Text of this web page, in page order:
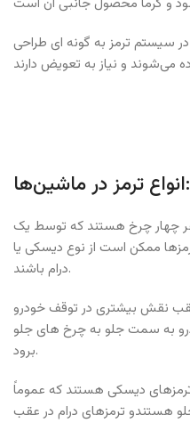
در سیستم ترمز به گونه ای طراحی
انواع ترمز در ماشین‌ها:
هر چهار چرخ هستند که توسط یک
ممکن است از نوع دیسکی یا
درام باشند.
نقش بیشتری در توقف خودرو
به سمت جلو به چرخ های جلو
برود.
ترمزهای دیسکی هستند که عموماً